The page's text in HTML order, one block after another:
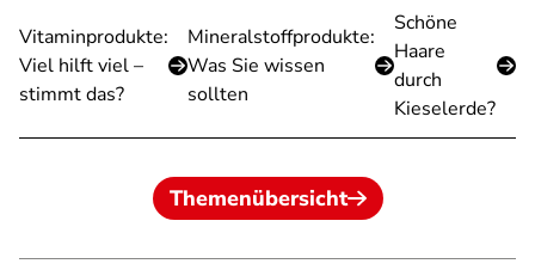
Vitaminprodukte:
Viel hilft viel –
stimmt das?
Mineralstoffprodukte:
Was Sie wissen
sollten
Schöne
Haare
durch
Kieselerde?
Themenübersicht